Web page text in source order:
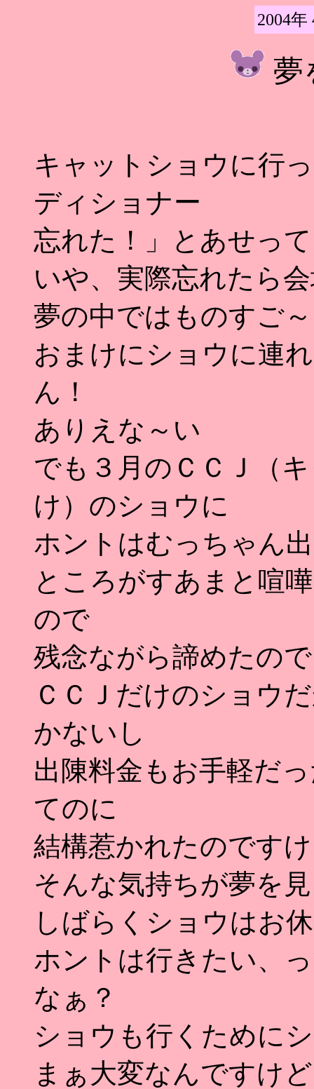
2004年
夢
キャットショウに行
ディショナー
忘れた！」とあせっ
いや、実際忘れたら
夢の中ではものすご
おまけにショウに連
ん！
ありえな～い
でも３月のＣＣＪ（
け）のショウに
ホントはむっちゃん
ところがすあまと喧
ので
残念ながら諦めたの
ＣＣＪだけのショウ
かないし
出陳料金もお手軽だ
てのに
結構惹かれたのです
そんな気持ちが夢を
しばらくショウはお
ホントは行きたい、
なぁ？
ショウも行くために
まぁ大変なんですけ